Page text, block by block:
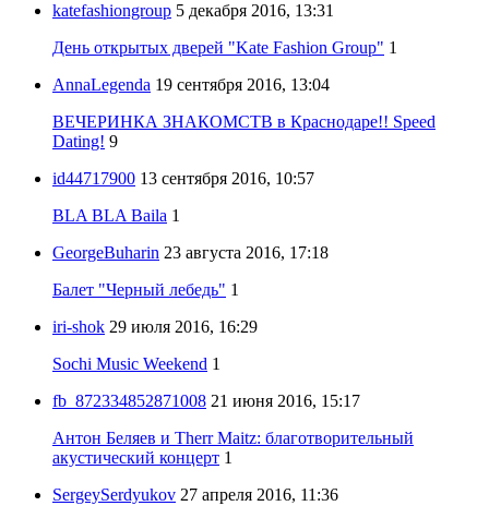
katefashiongroup 5 декабря 2016, 13:31
День открытых дверей "Kate Fashion Group" 1
AnnaLegenda 19 сентября 2016, 13:04
ВЕЧЕРИНКА ЗНАКОМСТВ в Краснодаре!! Speed
Dating! 9
id44717900 13 сентября 2016, 10:57
BLA BLA Baila 1
GeorgeBuharin 23 августа 2016, 17:18
Балет "Черный лебедь" 1
iri-shok 29 июля 2016, 16:29
Sochi Music Weekend 1
fb_872334852871008 21 июня 2016, 15:17
Антон Беляев и Therr Maitz: благотворительный
акустический концерт 1
SergeySerdyukov 27 апреля 2016, 11:36